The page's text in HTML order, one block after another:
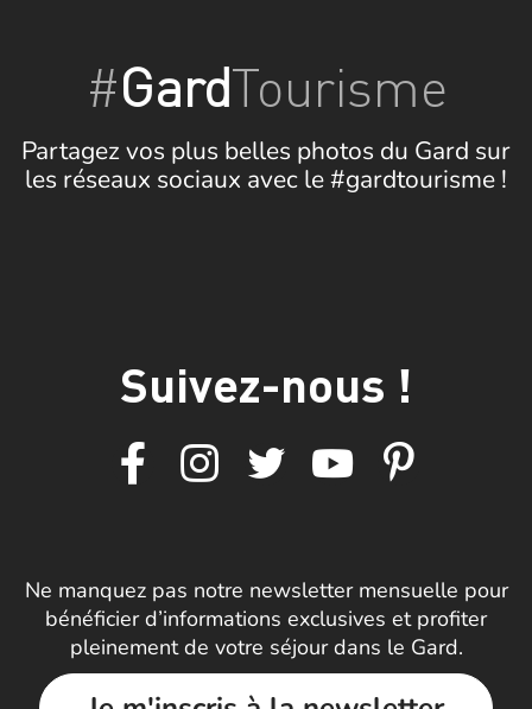
#GardTourisme
Partagez vos plus belles photos du Gard sur
les réseaux sociaux avec le #gardtourisme !
Suivez-nous !
Ne manquez pas notre newsletter mensuelle pour
bénéficier d’informations exclusives et profiter
pleinement de votre séjour dans le Gard.